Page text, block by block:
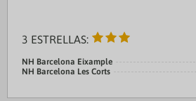
3 ESTRELLAS:
NH Barcelona Eixample
NH Barcelona Les Corts